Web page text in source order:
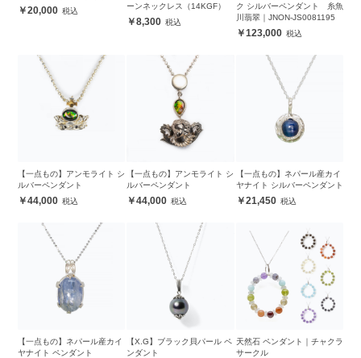
20,000
ーンネックレス（14KGF）
8,300
ク シルバーペンダント 糸魚
川翡翠｜JNON-JS0081195
123,000
【一点もの】アンモライト シ
ルバーペンダント
44,000
【一点もの】アンモライト シ
ルバーペンダント
44,000
【一点もの】ネパール産カイ
ヤナイト シルバーペンダント
21,450
【一点もの】ネパール産カイ
ヤナイト ペンダント
【X.G】ブラック貝パール ペ
ンダント
天然石 ペンダント｜チャクラ
サークル